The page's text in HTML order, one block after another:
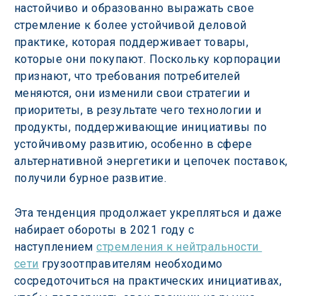
настойчиво и образованно выражать свое
стремление к более устойчивой деловой
практике, которая поддерживает товары,
которые они покупают. Поскольку корпорации
признают, что требования потребителей
меняются, они изменили свои стратегии и
приоритеты, в результате чего технологии и
продукты, поддерживающие инициативы по
устойчивому развитию, особенно в сфере
альтернативной энергетики и цепочек поставок,
получили бурное развитие.
Эта тенденция продолжает укрепляться и даже
набирает обороты в 2021 году с
наступлением стремления к нейтральности
сети грузоотправителям необходимо
сосредоточиться на практических инициативах,